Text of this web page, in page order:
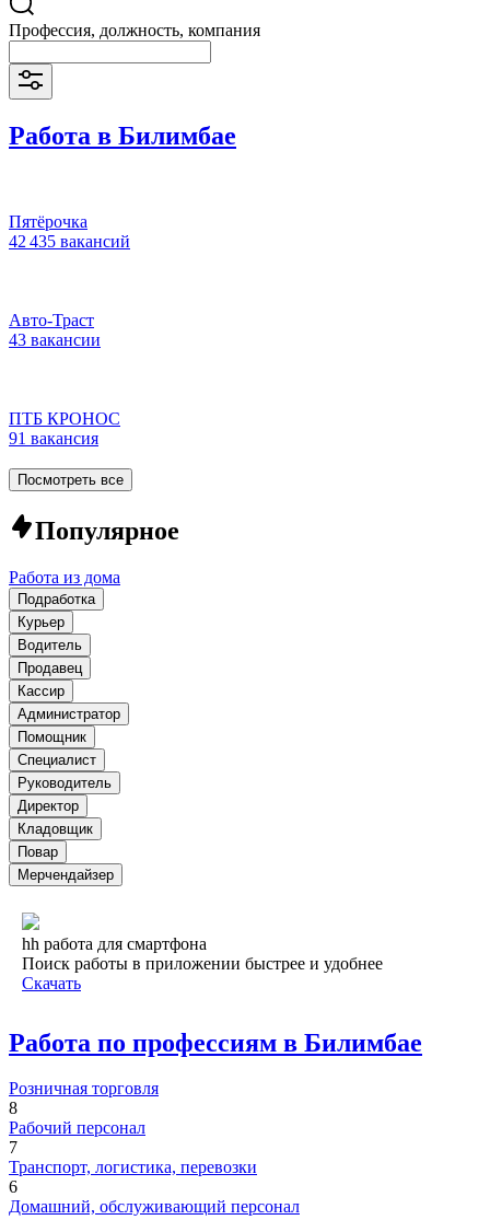
Профессия, должность, компания
Работа в Билимбае
Пятёрочка
42 435 вакансий
Авто-Траст
43 вакансии
ПТБ КРОНОС
91 вакансия
Посмотреть все
Популярное
Работа из дома
Подработка
Курьер
Водитель
Продавец
Кассир
Администратор
Помощник
Специалист
Руководитель
Директор
Кладовщик
Повар
Мерчендайзер
hh работа для смартфона
Поиск работы в приложении быстрее и удобнее
Скачать
Работа по профессиям в Билимбае
Розничная торговля
8
Рабочий персонал
7
Транспорт, логистика, перевозки
6
Домашний, обслуживающий персонал